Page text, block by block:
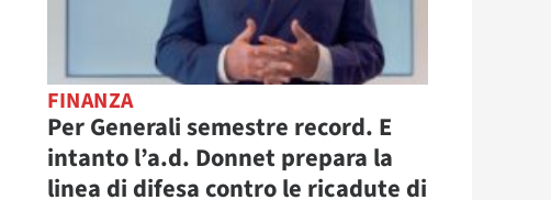
FINANZA
Per Generali semestre record. E
intanto l’a.d. Donnet prepara la
linea di difesa contro le ricadute di